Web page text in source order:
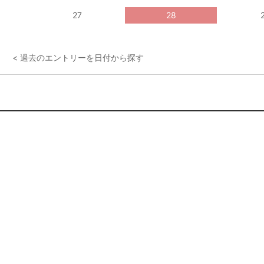
27 28
< 過去のエントリーを日付から探す